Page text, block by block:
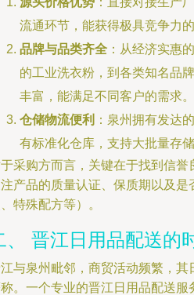
流通环节，能获得极具竞争力的
品牌与品类齐全 ：从经济实惠
的工业洗衣粉，到各类知名品
丰富，能满足不同客户的需求。
仓储物流便利 ：泉州拥有发达
有标准化仓库，支持大批量存储
采购方而言，关键在于找到信
产品的质量认证、保质期以及
特殊配方等）。
、 晋江日用品配送的
与泉州毗邻，商贸活动频繁，
。一个专业的晋江日用品配送服